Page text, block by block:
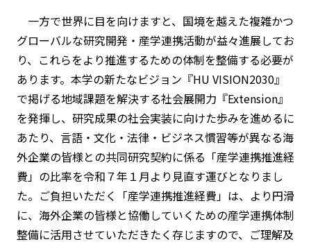
一方で世界に目を向けますと、国境を越えた複雑かつ
グローバルな研究開発・産学連携活動が益々進展してお
り、これらをより推進するための体制を整備する必要が
あります。本学の新たなビジョン『HU VISION2030』
で掲げる地域課題を解決する社会展開力『Extension』
を発揮し、研究成果の社会実装に向けた歩みを進めるに
あたり、言語・文化・法律・ビジネス慣習等が異なる海
外企業の皆様との共同研究契約に係る「産学連携推進経
費」の比率を令和７年１月より見直す運びとなりまし
た。ご負担いただく「産学連携推進経費」は、より円滑
に、海外企業の皆様と協働していくための産学連携体制
整備に活用させていただきたく存じますので、ご理解及